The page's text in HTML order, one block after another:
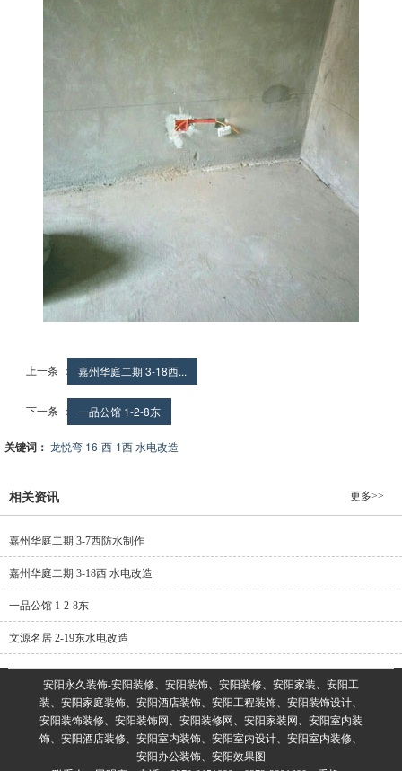
上一条 ： 嘉州华庭二期 3-18西...
下一条 ： 一品公馆 1-2-8东
关键词： 龙悦弯 16-西-1西 水电改造
相关资讯 更多>>
嘉州华庭二期 3-7西防水制作
嘉州华庭二期 3-18西 水电改造
一品公馆 1-2-8东
文源名居 2-19东水电改造
安阳永久装饰-安阳装修、安阳装饰、安阳装修、安阳家装、安阳工
装、安阳家庭装饰、安阳酒店装饰、安阳工程装饰、安阳装饰设计、
安阳装饰装修、安阳装饰网、安阳装修网、安阳家装网、安阳室内装
饰、安阳酒店装修、安阳室内装饰、安阳室内设计、安阳室内装修、
安阳办公装饰、安阳效果图